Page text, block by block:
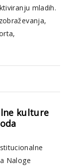
mladih.
kulture
Naloge